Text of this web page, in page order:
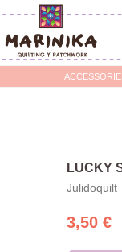
ACCESSORIES
LUCKY
Julidoquilt
3,50 €